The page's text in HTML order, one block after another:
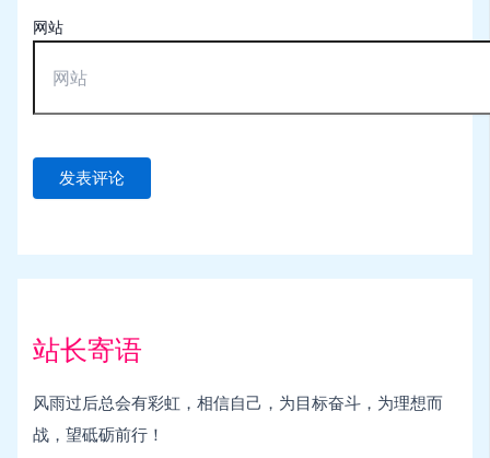
网站
站长寄语
风雨过后总会有彩虹，相信自己，为目标奋斗，为理想而
战，望砥砺前行！